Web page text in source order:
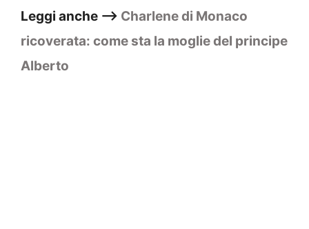
Leggi anche –> Charlene di Monaco
ricoverata: come sta la moglie del principe
Alberto